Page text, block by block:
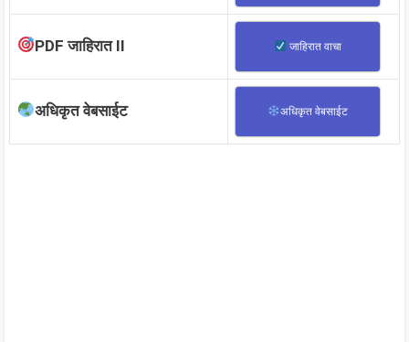
PDF जाहिरात II जाहिरात वाचा
अधिकृत वेबसाईट अधिकृत वेबसाईट